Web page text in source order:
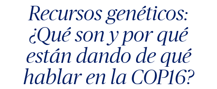
Recursos genéticos:
¿Qué son y por qué
están dando de qué
hablar en la COP16?